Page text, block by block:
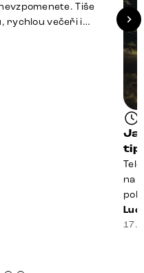
Tiše
rychlou večeři i
„někdy vyřídit“. Pak
zpráva: „Stavíme
na
17.